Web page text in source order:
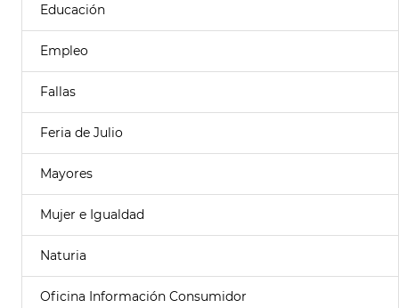
Educación
Empleo
Fallas
Feria de Julio
Mayores
Mujer e Igualdad
Naturia
Oficina Información Consumidor